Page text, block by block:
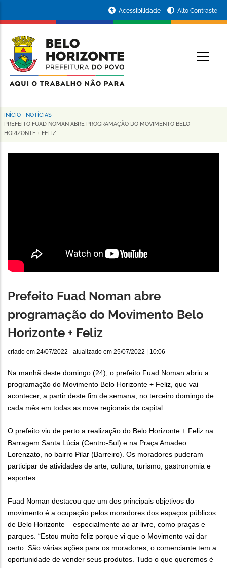
conteúdo
principal
da
Prefeitura
de
Horizonte
Acessibilidade Alto Contraste
Trilha
de
navegação
INÍCIO - NOTÍCIAS -
PREFEITO FUAD NOMAN ABRE PROGRAMAÇÃO DO MOVIMENTO BELO
HORIZONTE + FELIZ
Prefeito Fuad Noman abre
programação do Movimento Belo
Horizonte + Feliz
criado em 24/07/2022 - atualizado em 25/07/2022 | 10:06
Na manhã deste domingo (24), o prefeito Fuad Noman abriu a
programação do Movimento Belo Horizonte + Feliz, que vai
acontecer, a partir deste fim de semana, no terceiro domingo de
cada mês em todas as nove regionais da capital.
O prefeito viu de perto a realização do Belo Horizonte + Feliz na
Barragem Santa Lúcia (Centro-Sul) e na Praça Amadeo
Lorenzato, no bairro Pilar (Barreiro). Os moradores puderam
participar de atividades de arte, cultura, turismo, gastronomia e
esportes.
Fuad Noman destacou que um dos principais objetivos do
movimento é a ocupação pelos moradores dos espaços públicos
de Belo Horizonte – especialmente ao ar livre, como praças e
parques. “Estou muito feliz porque vi que o Movimento vai dar
certo. São várias ações para os moradores, o comerciante tem a
oportunidade de vender seus produtos. Tudo o que queremos é